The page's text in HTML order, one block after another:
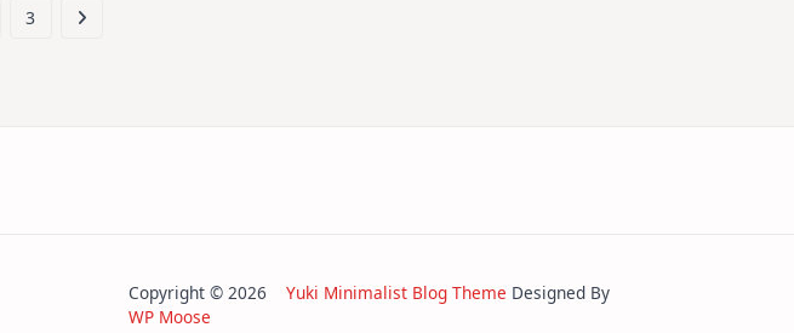
3
Copyright © 2026Yuki Minimalist Blog Theme Designed By
WP Moose